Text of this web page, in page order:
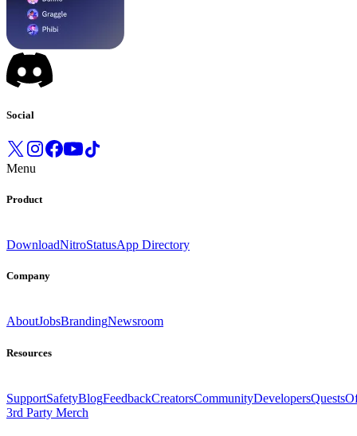
Social
Menu
Product
DownloadNitroStatusApp Directory
Company
AboutJobsBrandingNewsroom
Resources
SupportSafetyBlogFeedbackCreatorsCommunityDevelopersQuests
3rd Party Merch